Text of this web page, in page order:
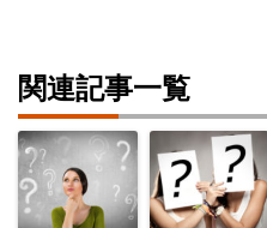
関連記事一覧